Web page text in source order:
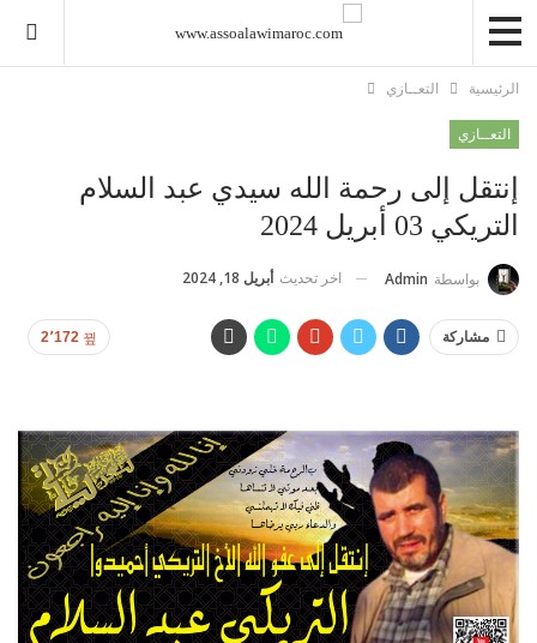
الرئيسية التعــازي
التعــازي
إنتقل إلى رحمة الله سيدي عبد السلام
التريكي 03 أبريل 2024
بواسطة Admin اخر تحديث أبريل 18, 2024
2٬172 مشاركة